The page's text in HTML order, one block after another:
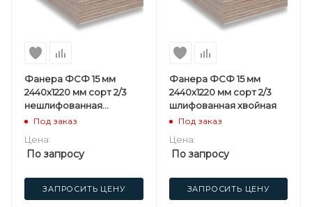
Фанера ФСФ 15 мм
2440х1220 мм сорт 2/3
нешлифованная
хвойная
Под заказ
Цена:
По запросу
ЗАПРОСИТЬ ЦЕНУ
Фанера ФСФ 15 мм
2440х1220 мм сорт 2/3
шлифованная хвойная
Под заказ
Цена:
По запросу
ЗАПРОСИТЬ ЦЕНУ